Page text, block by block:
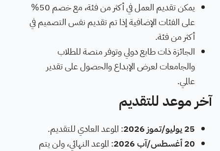
يمكن تقديم العمل في أكثر من فئة، مع خصم 50%
على الفئات الإضافية إذا تم تقديم نفس التصميم في
أكثر من فئة.
الجائزة ذات طابع دولي وتوفر منصة للطلاب
والجامعات لعرض الإبداع والحصول على تقدير
عالمي.
آخر موعد للتقديم
25 يوليو/تموز 2026
: الموعد العادي للتقديم.
20 أغسطس/آب 2026
: الموعد النهائي، ولن يتم